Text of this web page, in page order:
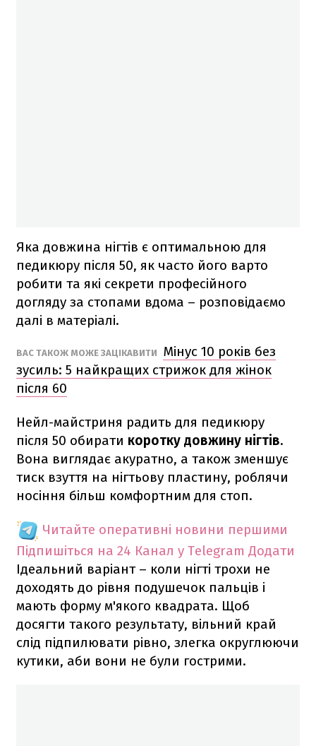
Яка довжина нігтів є оптимальною для
педикюру після 50, як часто його варто
робити та які секрети професійного
догляду за стопами вдома – розповідаємо
далі в матеріалі.
ВАС ТАКОЖ МОЖЕ ЗАЦІКАВИТИ
Мінус 10 років без
зусиль: 5 найкращих стрижок для жінок
після 60
Нейл-майстриня радить для педикюру
після 50 обирати коротку довжину нігтів.
Вона виглядає акуратно, а також зменшує
тиск взуття на нігтьову пластину, роблячи
носіння більш комфортним для стоп.
Читайте оперативні новини першими
Підпишіться на 24 Канал у Telegram Додати
Ідеальний варіант – коли нігті трохи не
доходять до рівня подушечок пальців і
мають форму м'якого квадрата. Щоб
досягти такого результату, вільний край
слід підпилювати рівно, злегка округлюючи
кутики, аби вони не були гострими.